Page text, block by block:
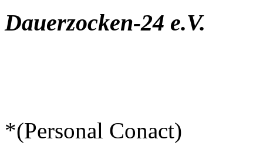
Dauerzocken-24 e.V.
*(Personal Conact)